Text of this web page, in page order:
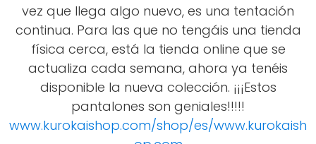
vez que llega algo nuevo, es una tentación
continua. Para las que no tengáis una tienda
física cerca, está la tienda online que se
actualiza cada semana, ahora ya tenéis
disponible la nueva colección. ¡¡¡Estos
pantalones son geniales!!!!!
www.kurokaishop.com/shop/es/www.kurokaish